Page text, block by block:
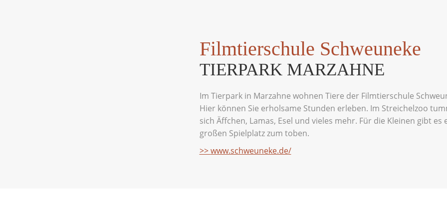
Filmtierschule Schweuneke
TIERPARK MARZAHNE
Im Tierpark in Marzahne wohnen Tiere der Filmtierschule
Hier können Sie erholsame Stunden erleben. Im Streichelzoo
sich Äffchen, Lamas, Esel und vieles mehr. Für die Kleinen gibt es
großen Spielplatz zum toben.
>>www.schweuneke.de/